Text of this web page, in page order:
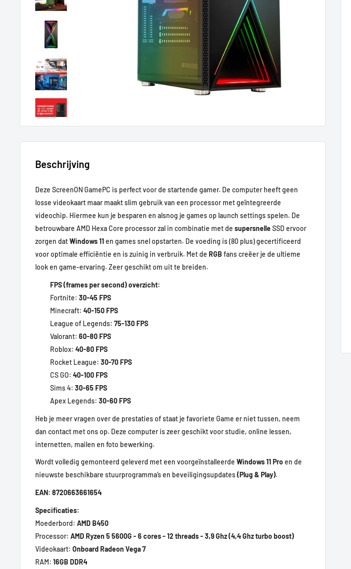
Beschrijving
Deze ScreenON GamePC is perfect voor de startende gamer. De computer heeft geen
losse videokaart maar maakt slim gebruik van een processor met geïntegreerde
videochip. Hiermee kun je besparen en alsnog je games op launch settings spelen. De
betrouwbare AMD Hexa Core processor zal in combinatie met de supersnelle SSD ervoor
zorgen datWindows 11en games snel opstarten. De voeding is (80 plus) gecertificeerd
voor optimale efficiëntie en is zuinig in verbruik. Met de RGB fans creëer je de ultieme
look en game-ervaring. Zeer geschikt om uit te breiden.
FPS (frames per second) overzicht:
Fortnite: 30-45 FPS
Minecraft: 40-150 FPS
League of Legends: 75-130 FPS
Valorant: 60-80 FPS
Roblox: 40-80 FPS
Rocket League: 30-70 FPS
CS GO: 40-100 FPS
Sims 4: 30-65 FPS
Apex Legends: 30-60 FPS
Heb je meer vragen over de prestaties of staat je favoriete Game er niet tussen, neem
dan contact met ons op. Deze computer is zeer geschikt voor studie, online lessen,
internetten, mailen en foto bewerking.
Wordt volledig gemonteerd geleverd met een voorgeïnstalleerde Windows 11 Proen de
nieuwste beschikbare stuurprogramma’s en beveiligingsupdates(Plug & Play).
EAN: 8720663661654
Specificaties:
Moederbord: AMD B450
Processor: AMD Ryzen 5 5600G - 6 cores - 12 threads - 3,9 Ghz (4,4 Ghz turbo boost)
Videokaart: Onboard Radeon Vega 7
RAM: 16GB DDR4